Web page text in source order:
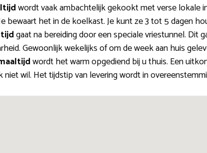
wordt vaak ambachtelijk gekookt met verse lokale
bewaart het in de koelkast. Je kunt ze 3 tot 5 dagen
gaat na bereiding door een speciale vriestunnel. Dit
Gewoonlijk wekelijks of om de week aan huis
wordt het warm opgediend bij u thuis. Een
niet wil. Het tijdstip van levering wordt in